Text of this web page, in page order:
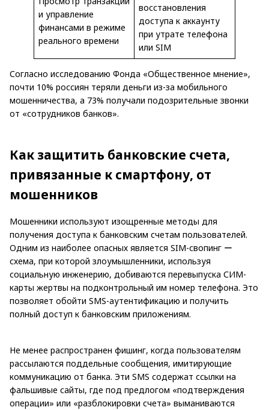
и управление
финансами в режиме
реального времени
восстановления
доступа к аккаунту
при утрате телефона
или SIM
Согласно исследованию Фонда «Общественное мнение»,
почти 10% россиян теряли деньги из-за мобильного
мошенничества, а 73% получали подозрительные звонки
от «сотрудников банков».
Как защитить банковские счета,
привязанные к смартфону, от
мошенников
Мошенники используют изощренные методы для
получения доступа к банковским счетам пользователей.
Одним из наиболее опасных является SIM-свопинг ー
схема, при которой злоумышленники, используя
социальную инженерию, добиваются перевыпуска СИМ-
карты жертвы на подконтрольный им номер телефона. Это
позволяет обойти SMS-аутентификацию и получить
полный доступ к банковским приложениям.
Не менее распространен фишинг, когда пользователям
рассылаются поддельные сообщения, имитирующие
коммуникацию от банка. Эти SMS содержат ссылки на
фальшивые сайты, где под предлогом «подтверждения
операции» или «разблокировки счета» выманиваются